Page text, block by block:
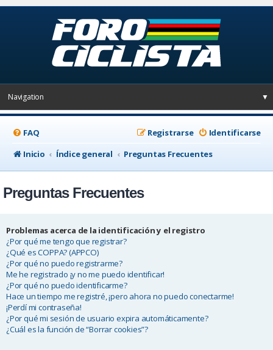
Navigation ▼
FAQ Identificarse
Registrarse
Inicio
Índice general Preguntas Frecuentes
Preguntas Frecuentes
Problemas acerca de la identificación y el registro
¿Por qué me tengo que registrar?
¿Qué es COPPA? (APPCO)
¿Por qué no puedo registrarme?
Me he registrado ¡y no me puedo identificar!
¿Por qué no puedo identificarme?
Hace un tiempo me registré, ¡pero ahora no puedo conectarme!
¡Perdí mi contraseña!
¿Por qué mi sesión de usuario expira automáticamente?
¿Cuál es la función de “Borrar cookies”?